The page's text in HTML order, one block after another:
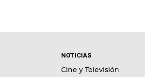
NOTICIAS
Cine y Televisión